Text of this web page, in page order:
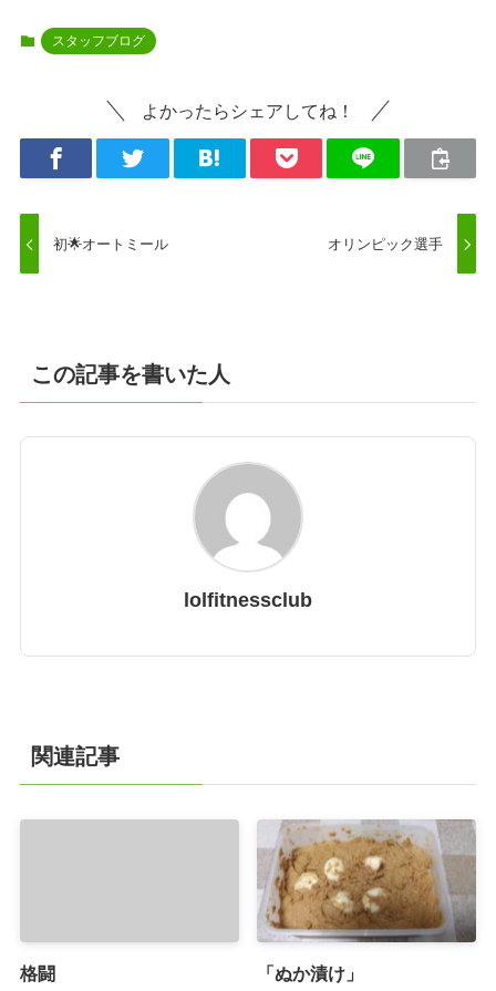
スタッフブログ
よかったらシェアしてね！
初🌟オートミール オリンピック選手
この記事を書いた人
lolfitnessclub
関連記事
格闘 「ぬか漬け」